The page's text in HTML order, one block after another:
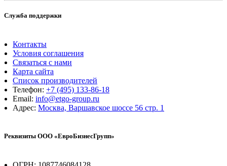
Служба поддержки
Контакты
Условия соглашения
Связаться с нами
Карта сайта
Список производителей
Телефон: +7 (495) 133-86-18
Email: info@etgo-group.ru
Адрес: Москва, Варшавское шоссе 56 стр. 1
Реквизиты ООО «ЕвроБизнесГрупп»